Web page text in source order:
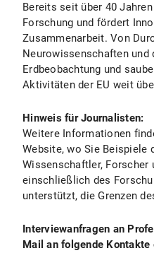
Bereits seit über 40
Forschung und fördert
Zusammenarbeit. Von
Neurowissenschaften
Erdbeobachtung und
Aktivitäten der EU weit
Hinweis für Journalisten:
Weitere Informationen
Website, wo Sie Beispiele
Wissenschaftler, Forscher
einschließlich des
unterstützt, die Grenzen
Interviewanfragen an
Mail an folgende